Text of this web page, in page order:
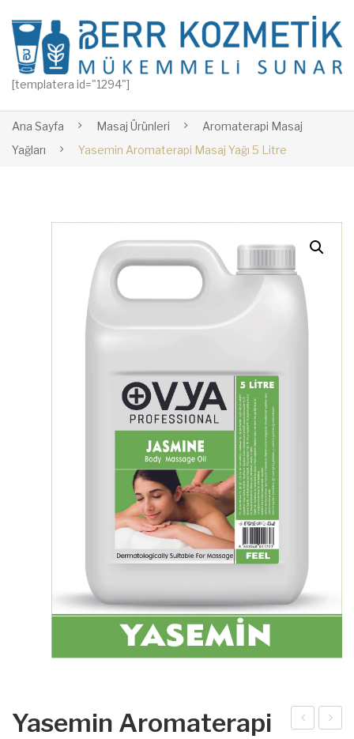
[templatera id="1294"]
Ana Sayfa Masaj Ürünleri
Aromaterapi Masaj
Yağları
Yasemin Aromaterapi Masaj Yağı 5 Litre
Yasemin Aromaterapi